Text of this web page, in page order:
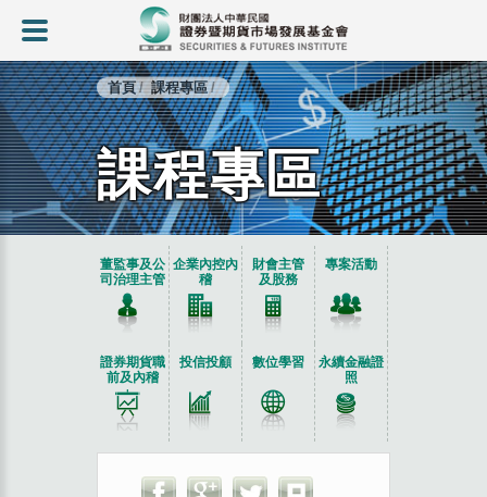
首頁 課程專區
課程專區
董監事及公
司治理主管
企業內控內
稽
財會主管
及股務
專案活動
證券期貨職
前及內稽
投信投顧 數位學習
永續金融證
照